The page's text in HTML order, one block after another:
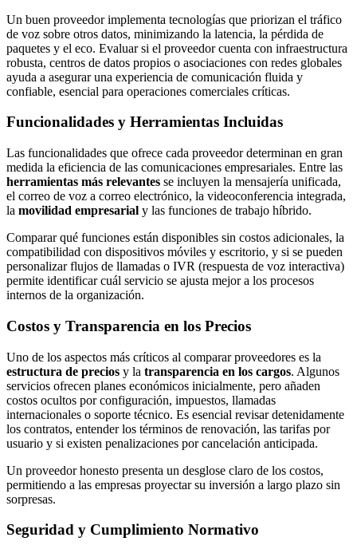
Un buen proveedor implementa tecnologías que priorizan el tráfico
de voz sobre otros datos, minimizando la latencia, la pérdida de
paquetes y el eco. Evaluar si el proveedor cuenta con infraestructura
robusta, centros de datos propios o asociaciones con redes globales
ayuda a asegurar una experiencia de comunicación fluida y
confiable, esencial para operaciones comerciales críticas.
Funcionalidades y Herramientas Incluidas
Las funcionalidades que ofrece cada proveedor determinan en gran
medida la eficiencia de las comunicaciones empresariales. Entre las
herramientas más relevantes se incluyen la mensajería unificada,
el correo de voz a correo electrónico, la videoconferencia integrada,
la movilidad empresarial y las funciones de trabajo híbrido.
Comparar qué funciones están disponibles sin costos adicionales, la
compatibilidad con dispositivos móviles y escritorio, y si se pueden
personalizar flujos de llamadas o IVR (respuesta de voz interactiva)
permite identificar cuál servicio se ajusta mejor a los procesos
internos de la organización.
Costos y Transparencia en los Precios
Uno de los aspectos más críticos al comparar proveedores es la
estructura de precios y la transparencia en los cargos. Algunos
servicios ofrecen planes económicos inicialmente, pero añaden
costos ocultos por configuración, impuestos, llamadas
internacionales o soporte técnico. Es esencial revisar detenidamente
los contratos, entender los términos de renovación, las tarifas por
usuario y si existen penalizaciones por cancelación anticipada.
Un proveedor honesto presenta un desglose claro de los costos,
permitiendo a las empresas proyectar su inversión a largo plazo sin
sorpresas.
Seguridad y Cumplimiento Normativo